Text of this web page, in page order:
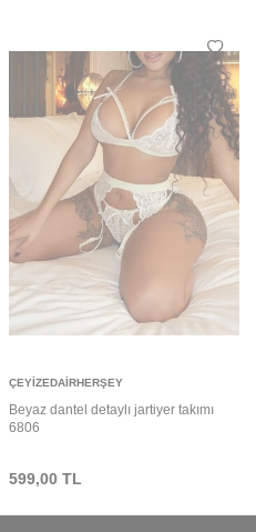
ÇEYIZEDAIRHERŞEY
Beyaz dantel detaylı jartiyer takımı
6806
599,00 TL